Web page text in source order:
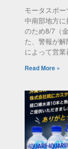
モータスポ
中南部地方
のため8/7（
た、警報が
によって営業
Read More »